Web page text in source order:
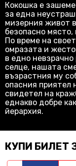
Кокошка е
за една
мизерния живот
безопасно
По време на
омразата и
в едно
селце, нашата
възрастния му
опасния приятел
свидетел на
еднакво добре
йерархия.
КУПИ БИЛЕТ